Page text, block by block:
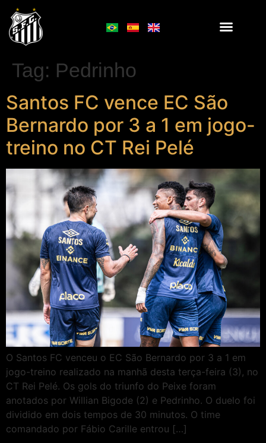
Tag: Pedrinho
Santos FC vence EC São
Bernardo por 3 a 1 em jogo-
treino no CT Rei Pelé
O Santos FC venceu o EC São Bernardo por 3 a 1 em
jogo-treino realizado na manhã desta terça-feira (3), no
CT Rei Pelé. Os gols do triunfo do Peixe foram
anotados por Willian Bigode (2) e Pedrinho. O duelo foi
dividido em dois tempos de 30 minutos. O time
comandado por Fábio Carille entrou […]